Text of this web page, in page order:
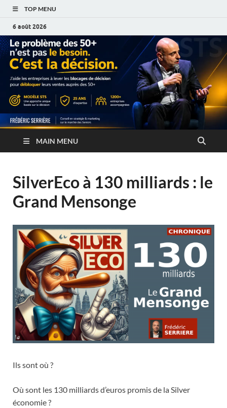
TOP MENU
6 août 2026
MAIN MENU
SilverEco à 130 milliards : le
Grand Mensonge
Ils sont où ?
Où sont les 130 milliards d’euros promis de la Silver
économie ?